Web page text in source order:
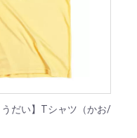
うだい】Tシャツ（かお/